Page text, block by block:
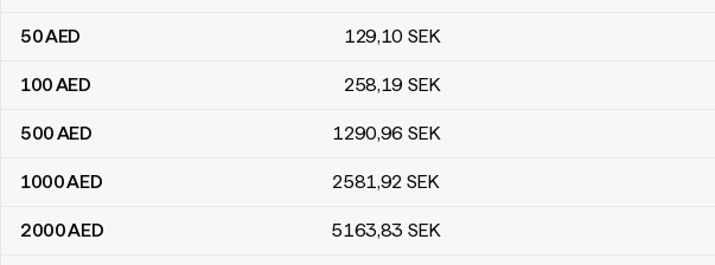
50AED 129,10 SEK
100AED 258,19 SEK
500AED 1290,96 SEK
1000AED 2581,92 SEK
2000AED 5163,83 SEK